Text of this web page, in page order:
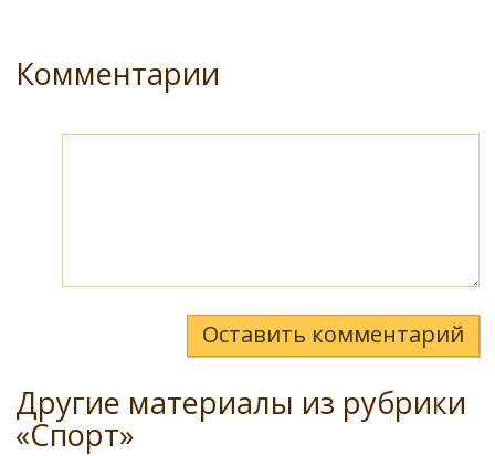
Комментарии
Оставить комментарий
Другие материалы из рубрики
«Спорт»